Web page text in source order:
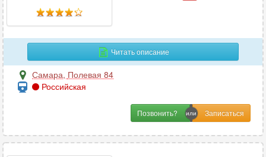
Читать описание
Самара, Полевая 84
Российская
Позвонить?